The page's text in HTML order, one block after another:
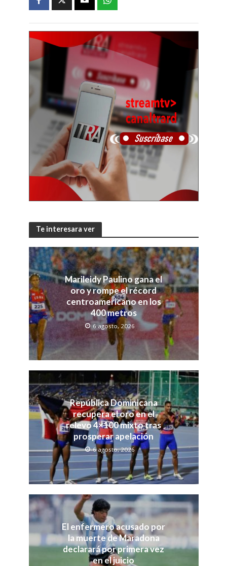
Te interesara ver
Marileidy Paulino gana el
oro y rompe el récord
centroamericano en los
400 metros
6 agosto, 2026
República Dominicana
recupera el oro en el
relevo 4×100 mixto tras
prosperar apelación
6 agosto, 2026
El enfermero acusado por
la muerte de Maradona
declarará por primera vez
en el juicio